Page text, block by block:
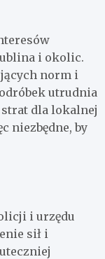
i okolic.
norm i
utrudnia
dla lokalnej
niezbędne, by
i urzędu
sił i